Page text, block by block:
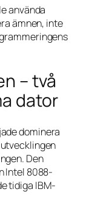
använda
ämnen, inte
– två
dator
dominera
Den
Intel 8088-
tidiga IBM-